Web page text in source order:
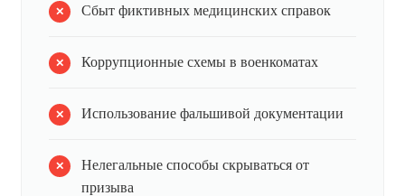
Сбыт фиктивных медицинских справок
Коррупционные схемы в военкоматах
Использование фальшивой документации
Нелегальные способы скрываться от
призыва